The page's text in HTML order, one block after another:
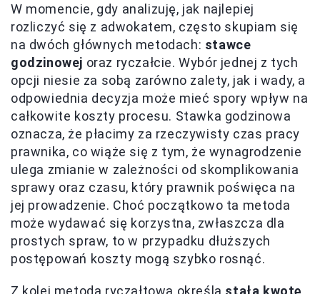
W momencie, gdy analizuję, jak najlepiej
rozliczyć się z adwokatem, często skupiam się
na dwóch głównych metodach: stawce
godzinowej oraz ryczałcie. Wybór jednej z tych
opcji niesie za sobą zarówno zalety, jak i wady, a
odpowiednia decyzja może mieć spory wpływ na
całkowite koszty procesu. Stawka godzinowa
oznacza, że płacimy za rzeczywisty czas pracy
prawnika, co wiąże się z tym, że wynagrodzenie
ulega zmianie w zależności od skomplikowania
sprawy oraz czasu, który prawnik poświęca na
jej prowadzenie. Choć początkowo ta metoda
może wydawać się korzystna, zwłaszcza dla
prostych spraw, to w przypadku dłuższych
postępowań koszty mogą szybko rosnąć.
Z kolei metoda ryczałtowa określa stałą kwotę